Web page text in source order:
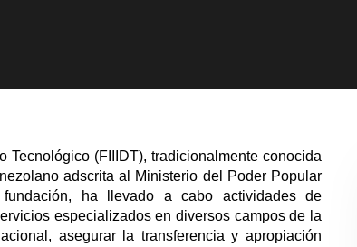
Tecnológico (FIIIDT), tradicionalmente conocida
adscrita al Ministerio del Poder Popular
ha llevado a cabo actividades de
especializados en diversos campos de la
asegurar la transferencia y apropiación